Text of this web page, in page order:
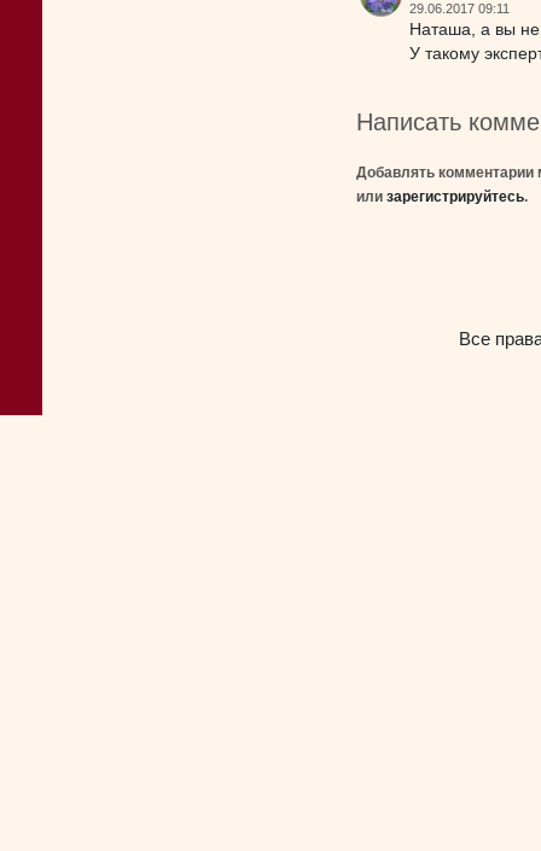
29.06.2017 09:11
Наташа, а вы
У такому
Написать
Добавлять комментарии
или зарегистрируйтесь.
Все